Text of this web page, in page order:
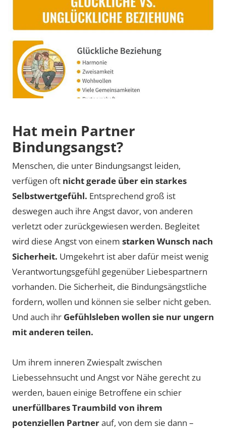
Hat mein Partner
Bindungsangst?
Menschen, die unter Bindungsangst leiden,
verfügen oft nicht gerade über ein starkes
Selbstwertgefühl. Entsprechend groß ist
deswegen auch ihre Angst davor, von anderen
verletzt oder zurückgewiesen werden. Begleitet
wird diese Angst von einem starken Wunsch nach
Sicherheit. Umgekehrt ist aber dafür meist wenig
Verantwortungsgefühl gegenüber Liebespartnern
vorhanden. Die Sicherheit, die Bindungsängstliche
fordern, wollen und können sie selber nicht geben.
Und auch ihr Gefühlsleben wollen sie nur ungern
mit anderen teilen.
Um ihrem inneren Zwiespalt zwischen
Liebessehnsucht und Angst vor Nähe gerecht zu
werden, bauen einige Betroffene ein schier
unerfüllbares Traumbild von ihrem
potenziellen Partnerauf, von dem sie dann –